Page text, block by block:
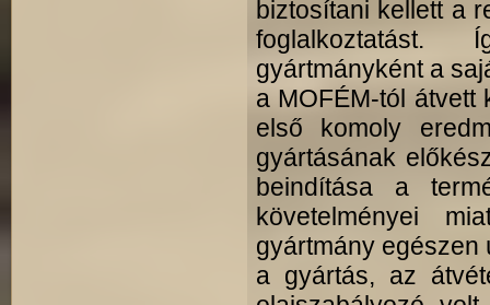
biztosítani kellett a
foglalkoztatást.
gyártmányként a
a MOFÉM-tól átvett
első komoly
gyártásának
beindítása a
követelményei
gyártmány egészen
a gyártás, az